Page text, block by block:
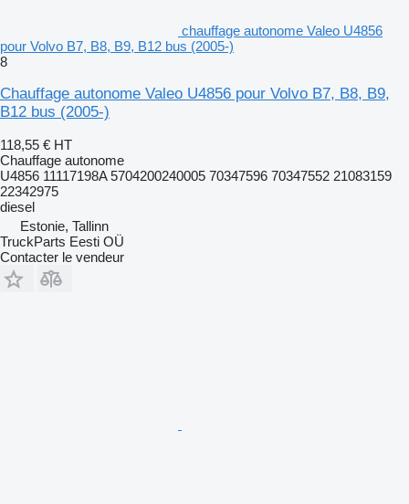
chauffage autonome Valeo U4856
pour Volvo B7, B8, B9, B12 bus (2005-)
8
Chauffage autonome Valeo U4856 pour Volvo B7, B8, B9,
B12 bus (2005-)
118,55 € HT
Chauffage autonome
U4856 11117198A 5704200240005 70347596 70347552 21083159
22342975
diesel
Estonie, Tallinn
TruckParts Eesti OÜ
Contacter le vendeur